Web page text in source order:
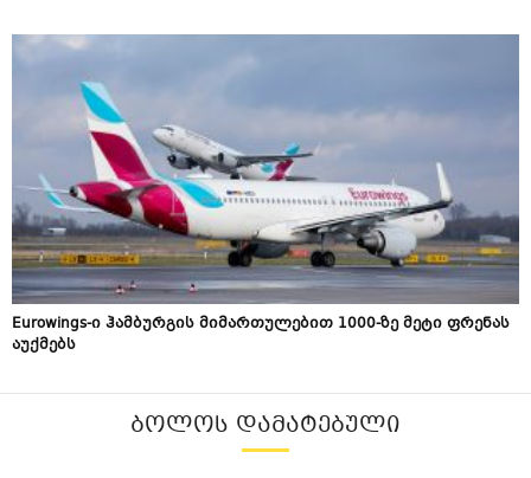
Eurowings-ი ჰამბურგის მიმართულებით 1000-ზე მეტი ფრენას
აუქმებს
ᲑᲝᲚᲝᲡ ᲓᲐᲛᲐᲢᲔᲑᲣᲚᲘ